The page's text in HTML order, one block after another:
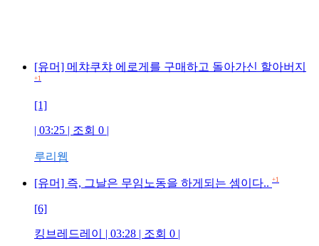
[유머] 메챠쿠챠 에로게를 구매하고 돌아가신 할아버지
+1
[1]
| 03:25 | 조회 0 |
루리웹
[유머] 즉, 그날은 무임노동을 하게되는 셈이다.. +1
[6]
킹브레드레이 | 03:28 | 조회 0 |